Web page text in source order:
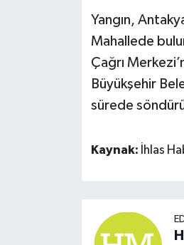
Yangın,
Mahallede
Çağrı
Büyükşehir
sürede
Kaynak: İhlas